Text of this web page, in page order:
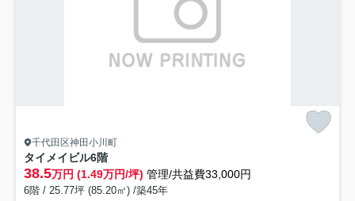
千代田区神田小川町
タイメイビル6階
38.5万円 (1.49万円/坪) 管理/共益費33,000円
6階 / 25.77坪 (85.20㎡) /築45年